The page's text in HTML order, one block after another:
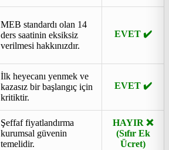
MEB standardı olan 14
ders saatinin eksiksiz
verilmesi hakkınızdır.
EVET ✔️
İlk heyecanı yenmek ve
kazasız bir başlangıç için
kritiktir.
EVET ✔️
Şeffaf fiyatlandırma
kurumsal güvenin
temelidir.
HAYIR ❌
(Sıfır Ek
Ücret)